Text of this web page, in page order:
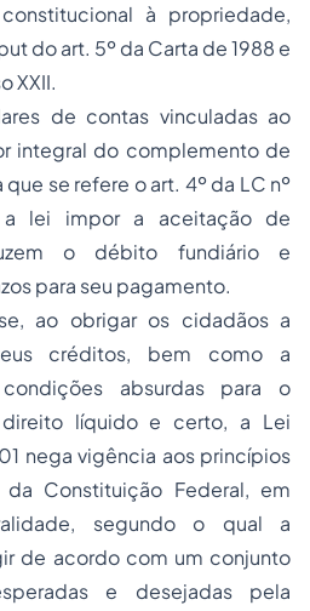
à propriedade,
do art. 5º da Carta de 1988 e
XXII.
de contas vinculadas ao
integral do complemento de
se refere o art. 4º da LC nº
a lei impor a aceitação de
o débito fundiário e
para seu pagamento.
ao obrigar os cidadãos a
créditos, bem como a
absurdas para o
direito líquido e certo, a Lei
nega vigência aos princípios
Constituição Federal, em
, segundo o qual a
de acordo com um conjunto
e desejadas pela